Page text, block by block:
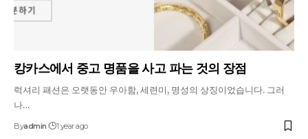
캉카스에서 중고 명품을 사고 파는 것의 장점
럭셔리 패션은 오랫동안 우아함, 세련미, 명성의 상징이었습니다. 그러
나…
Byadmin 1 year ago